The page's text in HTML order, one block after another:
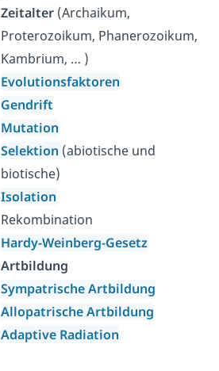
Zeitalter (Archaikum,
Proterozoikum, Phanerozoikum,
Kambrium, … )
Evolutionsfaktoren
Gendrift
Mutation
Selektion (abiotische und
biotische)
Isolation
Rekombination
Hardy-Weinberg-Gesetz
Artbildung
Sympatrische Artbildung
Allopatrische Artbildung
Adaptive Radiation